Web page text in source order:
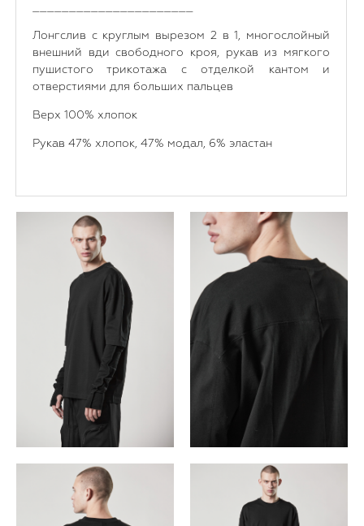
Лонгслив с круглым вырезом 2 в 1, многослойный
внешний вди свободного кроя, рукав из мягкого
пушистого трикотажа с отделкой кантом и
отверстиями для больших пальцев
Верх 100% хлопок
Рукав 47% хлопок, 47% модал, 6% эластан